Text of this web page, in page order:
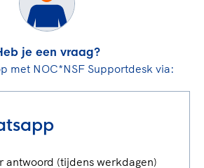
je een vraag?
met NOC*NSF Supportdesk via:
antwoord (tijdens werkdagen)